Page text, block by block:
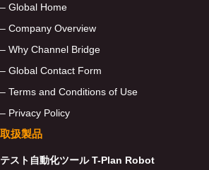
– Global Home
– Company Overview
– Why Channel Bridge
– Global Contact Form
– Terms and Conditions of Use
– Privacy Policy
取扱製品
テスト自動化ツール T-Plan Robot